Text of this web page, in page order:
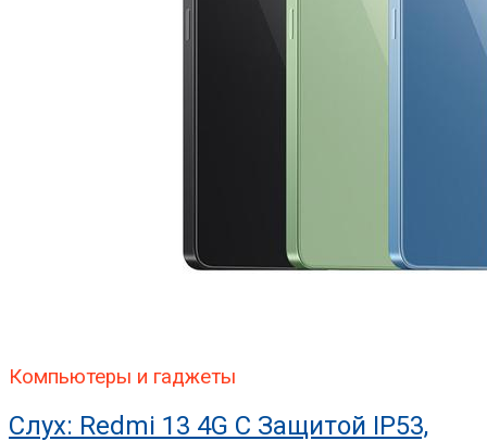
Компьютеры и гаджеты
Слух: Redmi 13 4G С Защитой IP53,